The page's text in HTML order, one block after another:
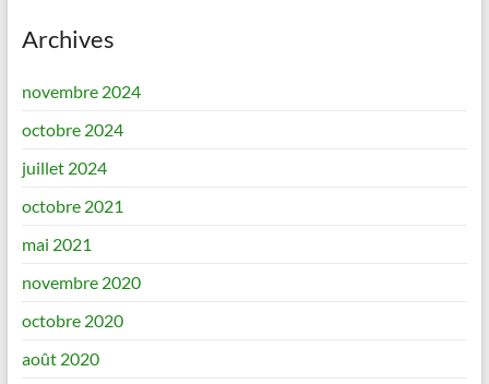
Archives
novembre 2024
octobre 2024
juillet 2024
octobre 2021
mai 2021
novembre 2020
octobre 2020
août 2020